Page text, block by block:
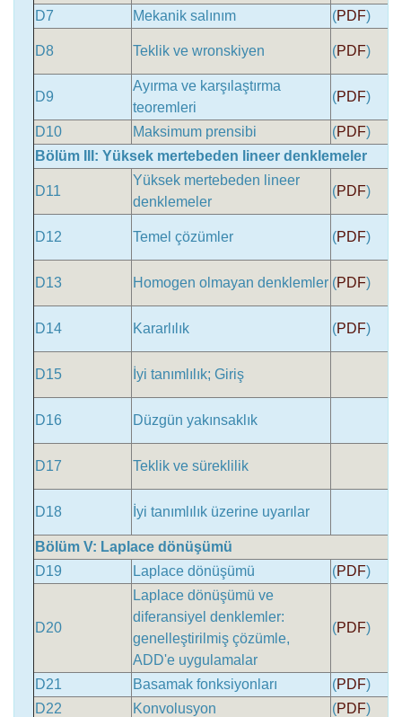
D7 Mekanik salınım (PDF)
D8 Teklik ve wronskiyen (PDF)
D9
Ayırma ve karşılaştırma
teoremleri
(PDF)
D10 Maksimum prensibi (PDF)
Bölüm III: Yüksek mertebeden lineer denklemeler
D11
Yüksek mertebeden lineer
denklemeler
(PDF)
D12 Temel çözümler (PDF)
D13 Homogen olmayan denklemler (PDF)
D14 Kararlılık (PDF)
D15 İyi tanımlılık; Giriş
D16 Düzgün yakınsaklık
D17 Teklik ve süreklilik
D18 İyi tanımlılık üzerine uyarılar
Bölüm V: Laplace dönüşümü
D19
Laplace dönüşümü (PDF)
D20
Laplace dönüşümü ve
diferansiyel denklemler:
genelleştirilmiş çözümle,
ADD'e uygulamalar
(PDF)
D21 Basamak fonksiyonları (PDF)
D22
Konvolusyon (PDF)